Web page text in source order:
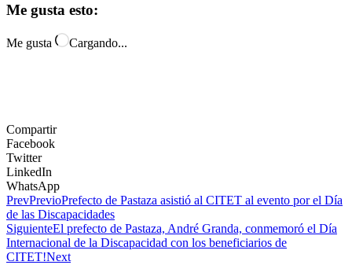
Me gusta esto:
Me gusta Cargando...
Compartir
Facebook
Twitter
LinkedIn
WhatsApp
PrevPrevioPrefecto de Pastaza asistió al CITET al evento por el Día
de las Discapacidades
SiguienteEl prefecto de Pastaza, André Granda, conmemoró el Día
Internacional de la Discapacidad con los beneficiarios de
CITET!Next